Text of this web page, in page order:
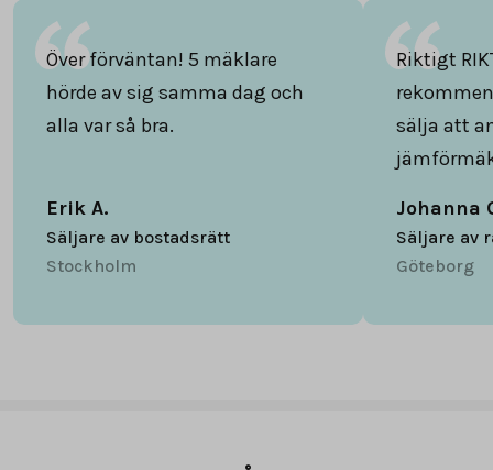
Över förväntan! 5 mäklare
hörde av sig samma dag och
alla var så bra.
Erik A.
Säljare av bostadsrätt
Stockholm
Riktigt
sälja att
Johanna
Säljare av
Göteborg